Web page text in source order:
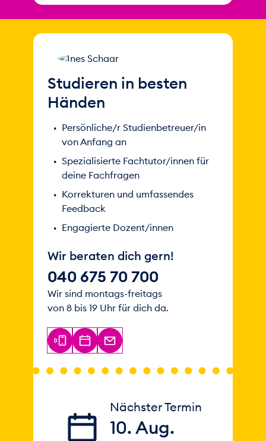
Studieren in besten
Händen
Persönliche/r Studienbetreuer/in
von Anfang an
Spezialisierte Fachtutor/innen für
deine Fachfragen
Korrekturen und umfassendes
Feedback
Engagierte Dozent/innen
Wir beraten dich gern!
040 675 70 700
Wir sind montags-freitags
von 8 bis 19 Uhr für dich da.
Nächster Termin
10. Aug.